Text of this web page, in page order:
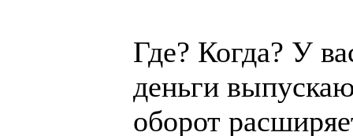
Где? Когда? У
деньги
оборот